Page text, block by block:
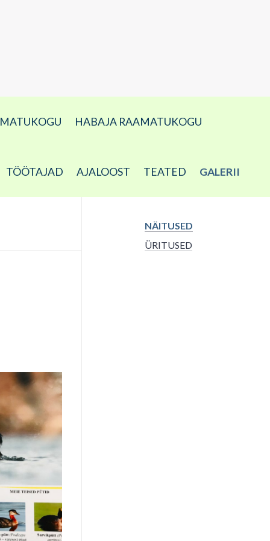
HABAJA RAAMATUKOGU
TÖÖTAJAD AJALOOST TEATED GALERII
NÄITUSED
ÜRITUSED